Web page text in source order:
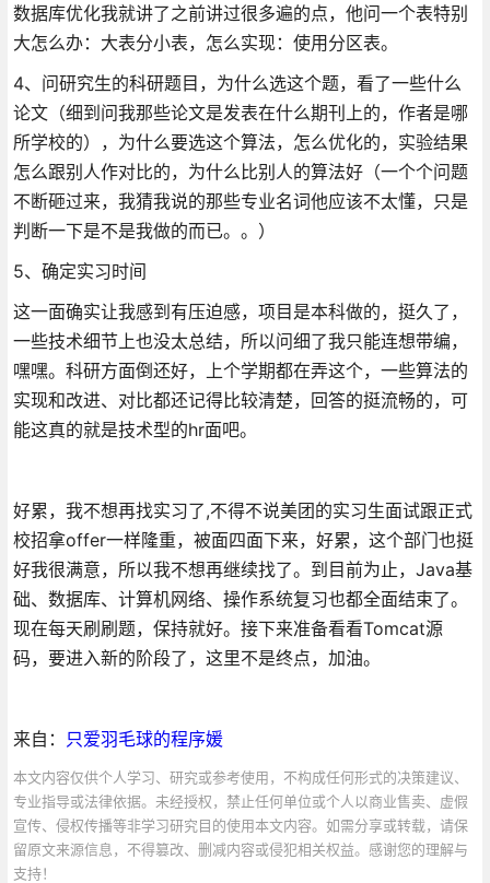
数据库优化我就讲了之前讲过很多遍的点，他问一个表特别
大怎么办：大表分小表，怎么实现：使用分区表。
4、问研究生的科研题目，为什么选这个题，看了一些什么
论文（细到问我那些论文是发表在什么期刊上的，作者是哪
所学校的），为什么要选这个算法，怎么优化的，实验结果
怎么跟别人作对比的，为什么比别人的算法好（一个个问题
不断砸过来，我猜我说的那些专业名词他应该不太懂，只是
判断一下是不是我做的而已。。）
5、确定实习时间
这一面确实让我感到有压迫感，项目是本科做的，挺久了，
一些技术细节上也没太总结，所以问细了我只能连想带编，
嘿嘿。科研方面倒还好，上个学期都在弄这个，一些算法的
实现和改进、对比都还记得比较清楚，回答的挺流畅的，可
能这真的就是技术型的hr面吧。
好累，我不想再找实习了,不得不说美团的实习生面试跟正式
校招拿offer一样隆重，被面四面下来，好累，这个部门也挺
好我很满意，所以我不想再继续找了。到目前为止，Java基
础、数据库、计算机网络、操作系统复习也都全面结束了。
现在每天刷刷题，保持就好。接下来准备看看Tomcat源
码，要进入新的阶段了，这里不是终点，加油。
来自： 只爱羽毛球的程序媛
本文内容仅供个人学习、研究或参考使用，不构成任何形式的决策建议、
专业指导或法律依据。未经授权，禁止任何单位或个人以商业售卖、虚假
宣传、侵权传播等非学习研究目的使用本文内容。如需分享或转载，请保
留原文来源信息，不得篡改、删减内容或侵犯相关权益。感谢您的理解与
支持！